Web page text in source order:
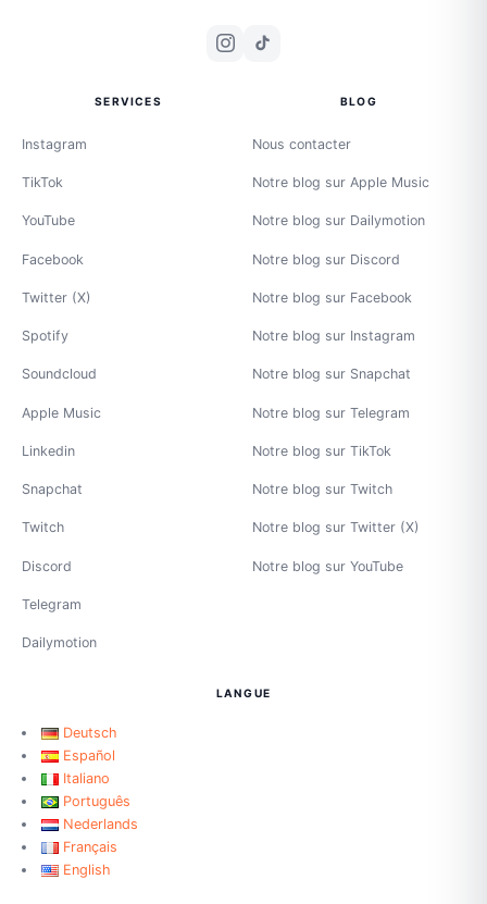
SERVICES
Instagram
TikTok
YouTube
Facebook
Twitter (X)
Spotify
Soundcloud
Apple Music
Linkedin
Snapchat
Twitch
Discord
Telegram
Dailymotion
BLOG
Nous contacter
Notre blog sur Apple Music
Notre blog sur Dailymotion
Notre blog sur Discord
Notre blog sur Facebook
Notre blog sur Instagram
Notre blog sur Snapchat
Notre blog sur Telegram
Notre blog sur TikTok
Notre blog sur Twitch
Notre blog sur Twitter (X)
Notre blog sur YouTube
LANGUE
Deutsch
Español
Italiano
Português
Nederlands
Français
English